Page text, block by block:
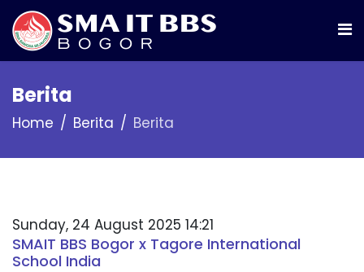
Berita
Home Berita Berita
Sunday, 24 August 2025 14:21
SMAIT BBS Bogor x Tagore International
School India